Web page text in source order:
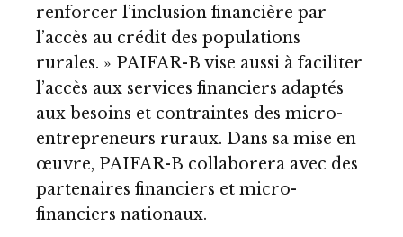
renforcer l’inclusion financière par
l’accès au crédit des populations
rurales. » PAIFAR-B vise aussi à faciliter
l’accès aux services financiers adaptés
aux besoins et contraintes des micro-
entrepreneurs ruraux. Dans sa mise en
œuvre, PAIFAR-B collaborera avec des
partenaires financiers et micro-
financiers nationaux.